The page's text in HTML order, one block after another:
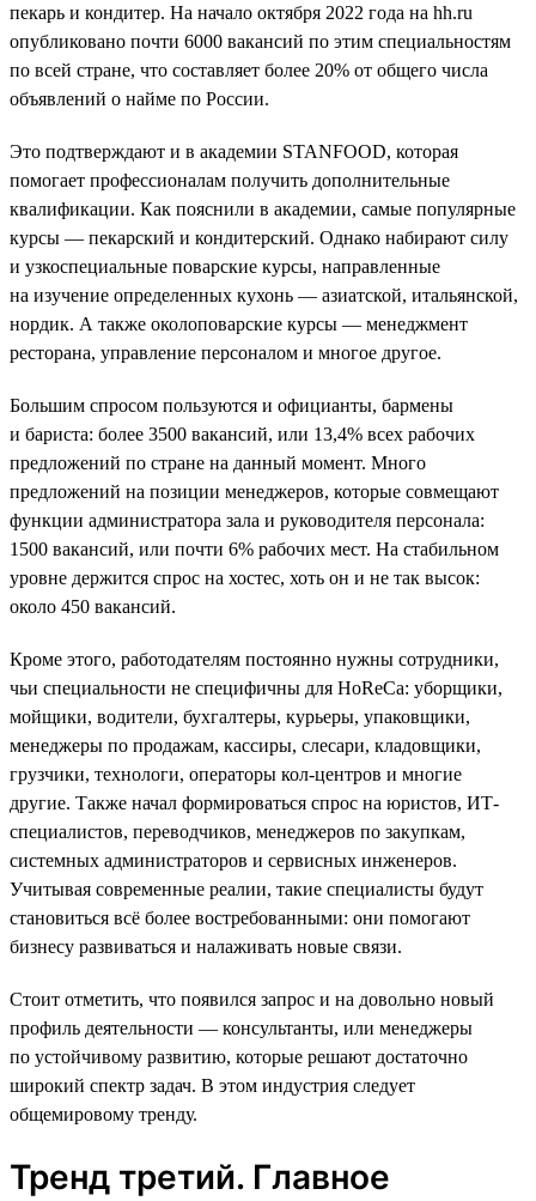
пекарь и кондитер. На начало октября 2022 года на hh.ru
опубликовано почти 6000 вакансий по этим специальностям
по всей стране, что составляет более 20% от общего числа
объявлений о найме по России.
Это подтверждают и в академии STANFOOD, которая
помогает профессионалам получить дополнительные
квалификации. Как пояснили в академии, самые популярные
курсы — пекарский и кондитерский. Однако набирают силу
и узкоспециальные поварские курсы, направленные
на изучение определенных кухонь — азиатской, итальянской,
нордик. А также околоповарские курсы — менеджмент
ресторана, управление персоналом и многое другое.
Большим спросом пользуются и официанты, бармены
и бариста: более 3500 вакансий, или 13,4% всех рабочих
предложений по стране на данный момент. Много
предложений на позиции менеджеров, которые совмещают
функции администратора зала и руководителя персонала:
1500 вакансий, или почти 6% рабочих мест. На стабильном
уровне держится спрос на хостес, хоть он и не так высок:
около 450 вакансий.
Кроме этого, работодателям постоянно нужны сотрудники,
чьи специальности не специфичны для HoReCa: уборщики,
мойщики, водители, бухгалтеры, курьеры, упаковщики,
менеджеры по продажам, кассиры, слесари, кладовщики,
грузчики, технологи, операторы кол-центров и многие
другие. Также начал формироваться спрос на юристов, ИТ-
специалистов, переводчиков, менеджеров по закупкам,
системных администраторов и сервисных инженеров.
Учитывая современные реалии, такие специалисты будут
становиться всё более востребованными: они помогают
бизнесу развиваться и налаживать новые связи.
Стоит отметить, что появился запрос и на довольно новый
профиль деятельности — консультанты, или менеджеры
по устойчивому развитию, которые решают достаточно
широкий спектр задач. В этом индустрия следует
общемировому тренду.
Тренд третий. Главное